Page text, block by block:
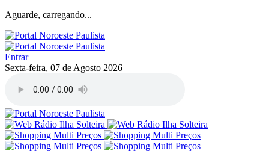
Aguarde, carregando...
Entrar
Sexta-feira, 07 de Agosto 2026